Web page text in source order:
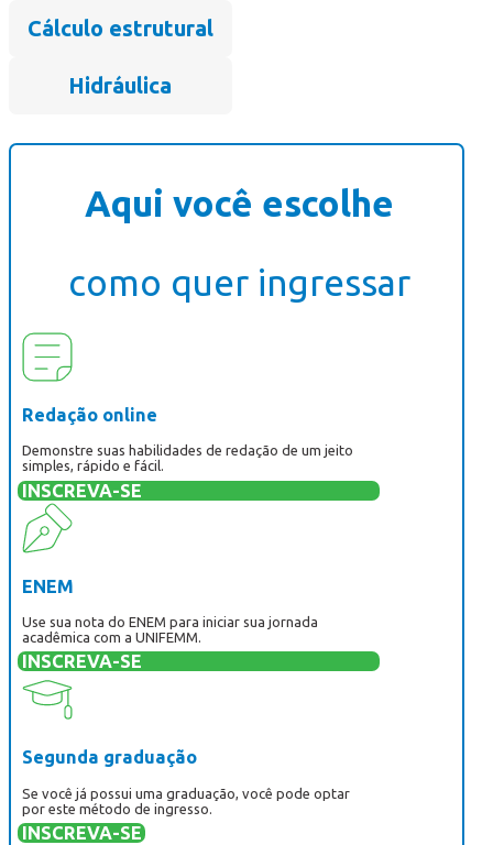
Cálculo estrutural
Hidráulica
Aqui você escolhe
como quer ingressar
Redação online
Demonstre suas habilidades de redação de um jeito
simples, rápido e fácil.
INSCREVA-SE
ENEM
Use sua nota do ENEM para iniciar sua jornada
acadêmica com a UNIFEMM.
INSCREVA-SE
Segunda graduação
Se você já possui uma graduação, você pode optar
por este método de ingresso.
INSCREVA-SE